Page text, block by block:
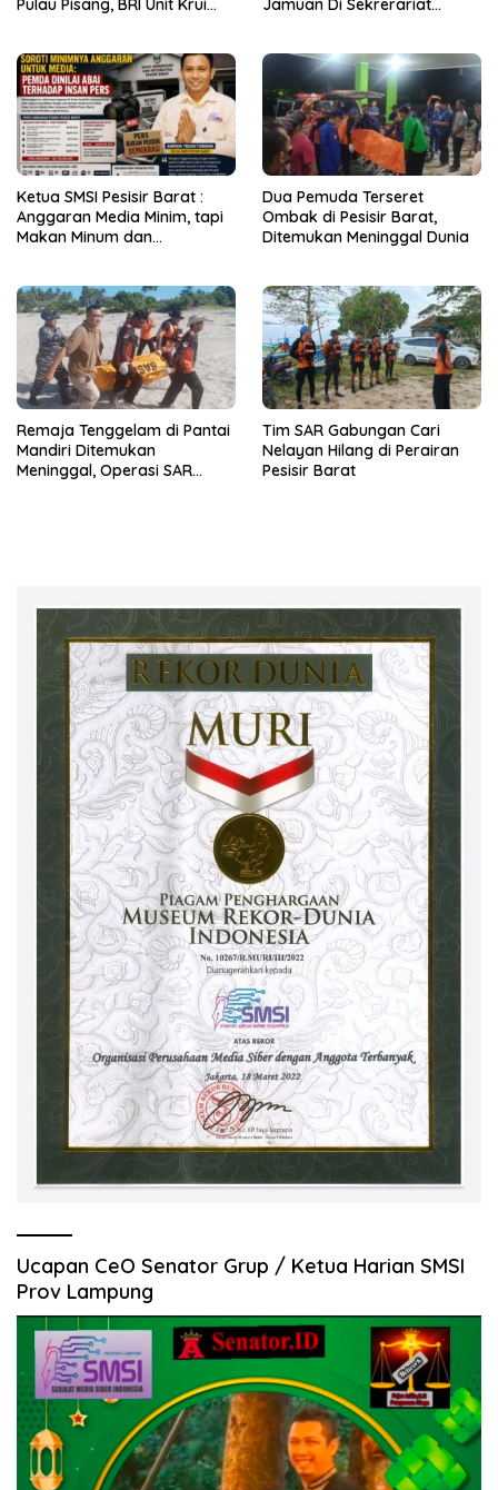
Pulau Pisang, BRI Unit Krui
Jamuan Di Sekrerariat
Ketua SMSI Pesisir Barat :
Anggaran Media Minim, tapi
Makan Minum dan
Dua Pemuda Terseret
Ombak di Pesisir Barat,
Ditemukan Meninggal Dunia
Remaja Tenggelam di Pantai
Mandiri Ditemukan
Meninggal, Operasi SAR
Tim SAR Gabungan Cari
Nelayan Hilang di Perairan
Pesisir Barat
Ucapan CeO Senator Grup / Ketua Harian SMSI
Prov Lampung